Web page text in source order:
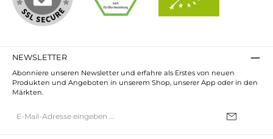
NEWSLETTER
Abonniere unseren Newsletter und erfahre als Erstes von neuen
Produkten und Angeboten in unserem Shop, unserer App oder in den
Märkten.
Mail-